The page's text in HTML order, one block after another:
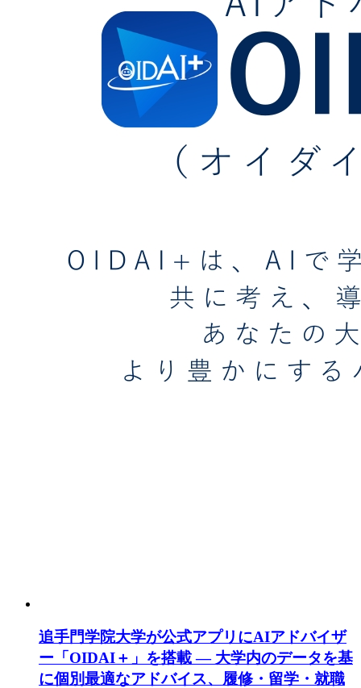
追手門学院大学が公式アプリにAIアドバイザ
ー「OIDAI＋」を搭載 ― 大学内のデータを基
に個別最適なアドバイス、履修・留学・就職